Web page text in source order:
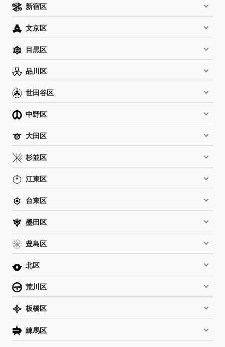
新宿区
文京区
目黒区
品川区
世田谷区
中野区
大田区
杉並区
江東区
台東区
墨田区
豊島区
北区
荒川区
板橋区
練馬区